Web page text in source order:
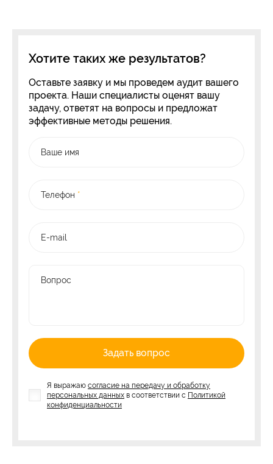
Хотите таких же результатов?
Оставьте заявку и мы проведем аудит вашего
проекта. Наши специалисты оценят вашу
задачу, ответят на вопросы и предложат
эффективные методы решения.
Ваше имя
Телефон *
E-mail
Вопрос
Задать вопрос
Я выражаю согласие на передачу и обработку
персональных данных в соответствии с Политикой
конфиденциальности